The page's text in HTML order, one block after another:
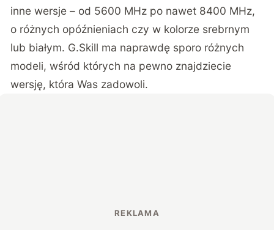
inne wersje – od 5600 MHz po nawet 8400 MHz,
o różnych opóźnieniach czy w kolorze srebrnym
lub białym. G.Skill ma naprawdę sporo różnych
modeli, wśród których na pewno znajdziecie
wersję, która Was zadowoli.